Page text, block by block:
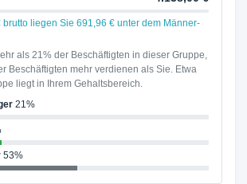
liegen Sie 691,96 € unter dem Männer-
als 21% der Beschäftigten in dieser Gruppe,
Beschäftigten mehr verdienen als Sie. Etwa
liegt in Ihrem Gehaltsbereich.
21%
53%